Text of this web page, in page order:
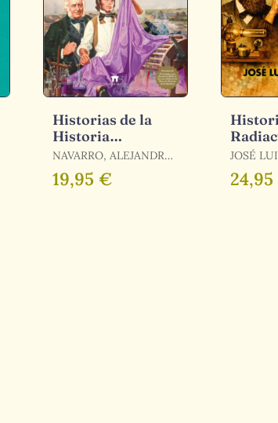
Historias de la
Historia
Explicadas por la
Química
NAVARRO, ALEJANDRO
/ NAVARRO YÁÑEZ,
ALEJANDRO
19,95 €
JOSÉ